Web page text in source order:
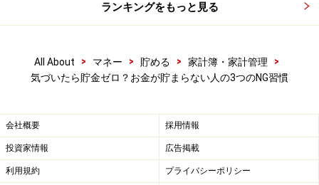
貯金を長続きさせるコツ：「支出の見直
ランキングをもっと見る
All About > マネー > 貯める > 家計簿・家計管理
>
気づいたら貯金ゼロ？お金が貯まらない人の3つのNG習慣
会社概要 採用情報
投資家情報 広告掲載
利用規約 プライバシーポリシー